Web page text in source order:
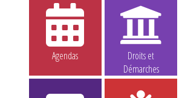
Agendas
Droits et
Démarches